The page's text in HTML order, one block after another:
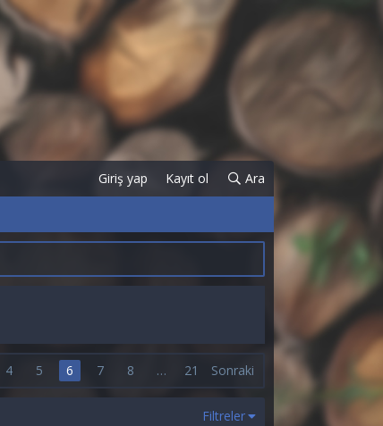
Giriş yap Kayıt ol Ara
4 5 6 7 8 … 21 Sonraki
Filtreler